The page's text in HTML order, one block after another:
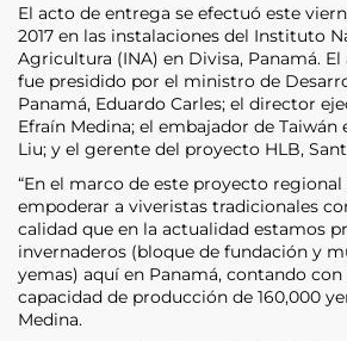
El acto de entrega se efectuó este
2017 en las instalaciones del Instituto
Agricultura (INA) en Divisa, Panamá.
fue presidido por el ministro de
Panamá, Eduardo Carles; el director
Efraín Medina; el embajador de Taiwán
Liu; y el gerente del proyecto HLB,
“En el marco de este proyecto
empoderar a viveristas tradicionales
calidad que en la actualidad estamos
invernaderos (bloque de fundación y
yemas) aquí en Panamá, contando
capacidad de producción de 160,000
Medina.